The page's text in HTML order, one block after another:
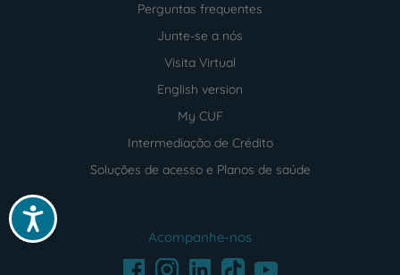
Acessibilidade
Perguntas frequentes
Junte-se a nós
Visita Virtual
English version
My CUF
Intermediação de Crédito
Soluções de acesso e Planos de saúde
Acompanhe-nos
FacebookInstagramLinkedInTikTokYoutube